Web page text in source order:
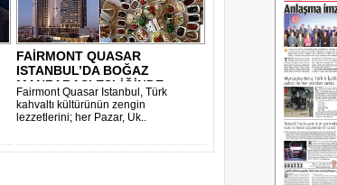
FAİRMONT QUASAR
ISTANBUL’DA BOĞAZ
MANZARASI EŞLİĞİNDE
GELENE..
Fairmont Quasar Istanbul, Türk
kahvaltı kültürünün zengin
lezzetlerini; her Pazar, Uk..